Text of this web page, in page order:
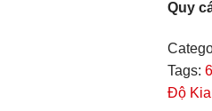
Quy
Tags:
Độ